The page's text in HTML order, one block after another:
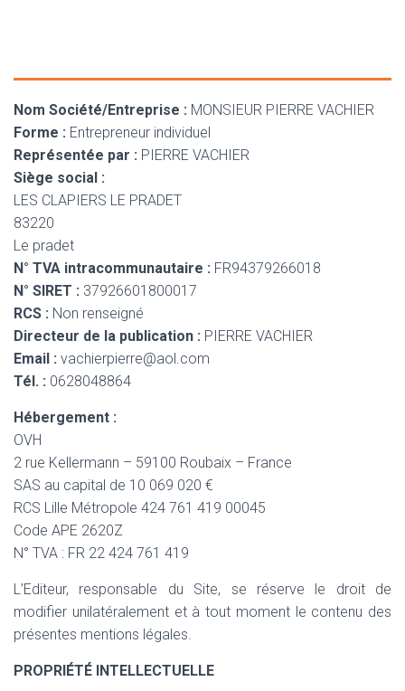
Nom Société/Entreprise : MONSIEUR PIERRE VACHIER
Forme : Entrepreneur individuel
Représentée par : PIERRE VACHIER
Siège social :
LES CLAPIERS LE PRADET
83220
Le pradet
N° TVA intracommunautaire : FR94379266018
N° SIRET : 37926601800017
RCS : Non renseigné
Directeur de la publication : PIERRE VACHIER
Email : vachierpierre@aol.com
Tél. : 0628048864
Hébergement :
OVH
2 rue Kellermann – 59100 Roubaix – France
SAS au capital de 10 069 020 €
RCS Lille Métropole 424 761 419 00045
Code APE 2620Z
N° TVA : FR 22 424 761 419
L’Editeur, responsable du Site, se réserve le droit de
modifier unilatéralement et à tout moment le contenu des
présentes mentions légales.
PROPRIÉTÉ INTELLECTUELLE